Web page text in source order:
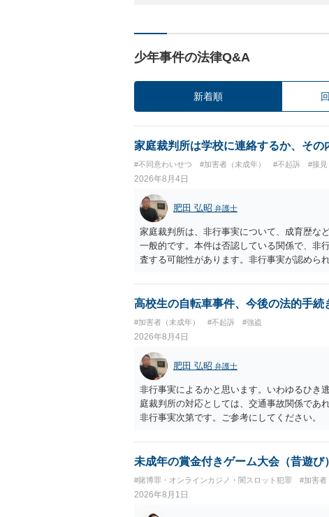
少年事件の法律Q&A
新着順
家庭裁判所は学校に連絡するか、その
#不同意わいせつ #加害者（未成年） #不起訴 #接見
2026年8月4日
肥田 弘昭 弁護士
家庭裁判所は、非行事実について、成育歴な
一般的です。本件は否認している関係で、非
査する可能性があります。非行事実が認めら
高校生の自転車事件、今後の法的手続
#加害者（未成年） #不起訴 #強盗
2026年8月4日
肥田 弘昭 弁護士
非行事実によるかと思います。いわゆるひき
庭裁判所の対応としては、交通事故関係であ
非行事実次第です。ご参考にしてください。
未成年の賞金付きゲーム大会（昔遊び
#賭博罪・オンラインカジノ・闇スロット犯罪 #加害者
2026年8月1日